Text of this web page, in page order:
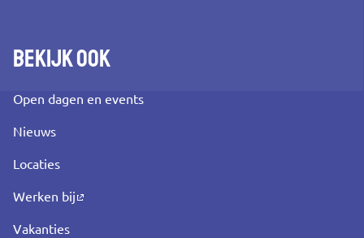
Bekijk ook
Open dagen en events
Nieuws
Locaties
Werken bij
Vakanties